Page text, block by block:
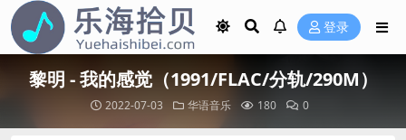
登录
黎明 - 我的感觉（1991/FLAC/分轨/290M）
2022-07-03 华语音乐 180 0